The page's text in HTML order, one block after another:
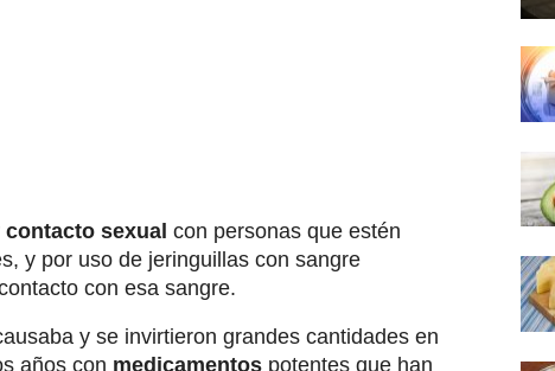
contacto sexual con personas que estén
y por uso de jeringuillas con sangre
con esa sangre.
y se invirtieron grandes cantidades en
años con medicamentos potentes que han